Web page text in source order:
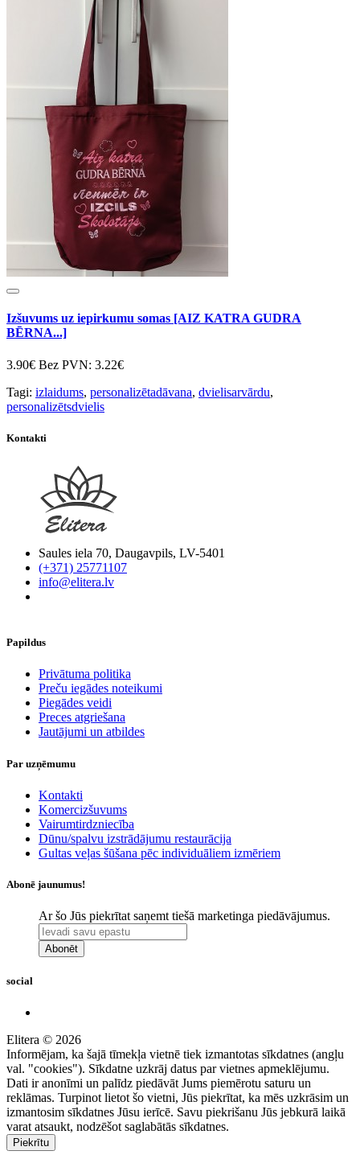
Izšuvums uz iepirkumu somas [AIZ KATRA GUDRA
BĒRNA...]
3.90€ Bez PVN: 3.22€
Tagi: izlaidums, personalizētadāvana, dvielisarvārdu,
personalizētsdvielis
Kontakti
Saules iela 70, Daugavpils, LV-5401
(+371) 25771107
info@elitera.lv
Papildus
​Privātuma politika
Preču iegādes noteikumi
Piegādes veidi
Preces atgriešana
Jautājumi un atbildes
Par uzņēmumu
Kontakti
Komercizšuvums
Vairumtirdzniecība
Dūnu/spalvu izstrādājumu restaurācija
Gultas veļas šūšana pēc individuāliem izmēriem
Abonē jaunumus!
Ar šo Jūs piekrītat saņemt tiešā marketinga piedāvājumus.
Abonēt
social
Elitera © 2026
Informējam, ka šajā tīmekļa vietnē tiek izmantotas sīkdatnes (angļu
val. "cookies"). Sīkdatne uzkrāj datus par vietnes apmeklējumu.
Dati ir anonīmi un palīdz piedāvāt Jums piemērotu saturu un
reklāmas. Turpinot lietot šo vietni, Jūs piekrītat, ka mēs uzkrāsim un
izmantosim sīkdatnes Jūsu ierīcē. Savu piekrišanu Jūs jebkurā laikā
varat atsaukt, nodzēšot saglabātās sīkdatnes.
Piekrītu